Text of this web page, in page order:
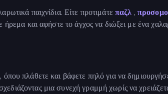
παιχνίδια. Είτε προτιμάτε παζλ ,
και αφήστε το άγχος να διώξει με ένα
, όπου πλάθετε και βάφετε πηλό για να
μια συνεχή γραμμή χωρίς να